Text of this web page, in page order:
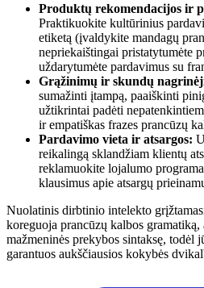
Produktų rekomendacijos ir
Praktikuokite kultūrinius
etiketą (įvaldykite mandagų
nepriekaištingai pristatytumėte
uždarytumėte pardavimus su
Grąžinimų ir skundų
sumažinti įtampą, paaiškinti
užtikrintai padėti
ir empatiškas frazes prancūzų
Pardavimo vieta ir atsargos:
reikalingą sklandžiam klientų
reklamuokite lojalumo
klausimus apie atsargų
Nuolatinis dirbtinio intelekto
koreguoja prancūzų kalbos
mažmeninės prekybos sintaksę, todėl
garantuos aukščiausios kokybės